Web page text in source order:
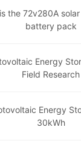
the 72v280A
battery pack
Energy
Field Research
Energy
30kWh